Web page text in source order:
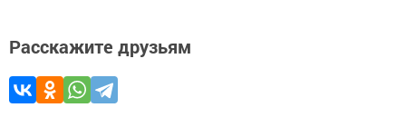
Расскажите друзьям